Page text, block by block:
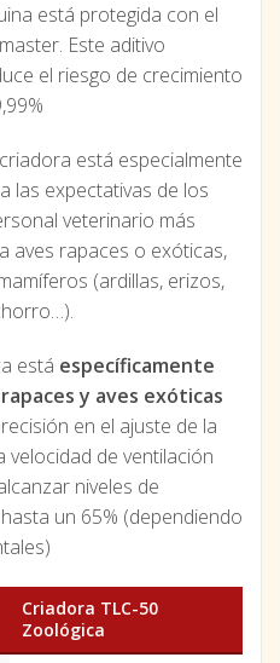
está protegida con el
Este aditivo
el riesgo de crecimiento
está especialmente
las expectativas de los
veterinario más
aves rapaces o exóticas,
(ardillas, erizos,
está específicamente
y aves exóticas
en el ajuste de la
velocidad de ventilación
niveles de
un 65% (dependiendo
Criadora TLC-50
Zoológica